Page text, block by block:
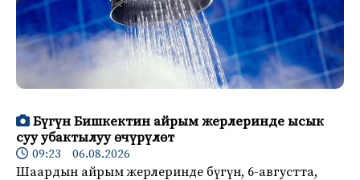
Бүгүн Бишкектин айрым жерлеринде ысык
суу убактылуу өчүрүлөт
09:23 06.08.2026
Шаардын айрым жерлеринде бүгүн, 6-августта,